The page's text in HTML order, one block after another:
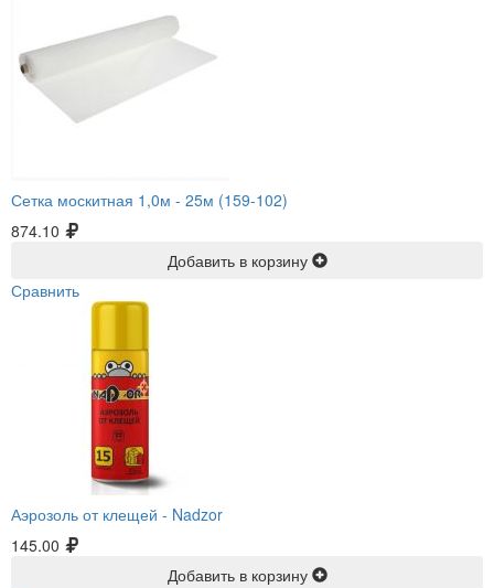
Сетка москитная 1,0м - 25м (159-102)
874.10
Добавить в корзину
Сравнить
Аэрозоль от клещей - Nadzor
145.00
Добавить в корзину